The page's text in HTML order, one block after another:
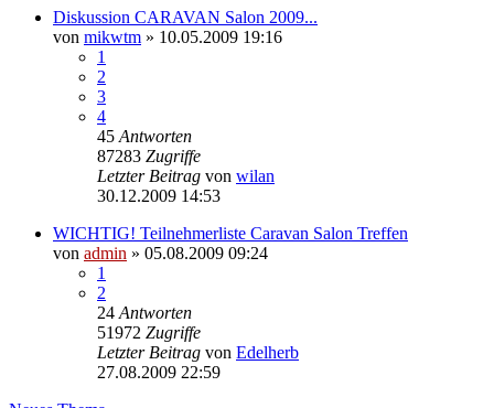
Diskussion CARAVAN Salon 2009...
von mikwtm » 10.05.2009 19:16
1
2
3
4
45 Antworten
87283 Zugriffe
Letzter Beitrag von wilan
30.12.2009 14:53
WICHTIG! Teilnehmerliste Caravan Salon Treffen
von admin » 05.08.2009 09:24
1
2
24 Antworten
51972 Zugriffe
Letzter Beitrag von Edelherb
27.08.2009 22:59